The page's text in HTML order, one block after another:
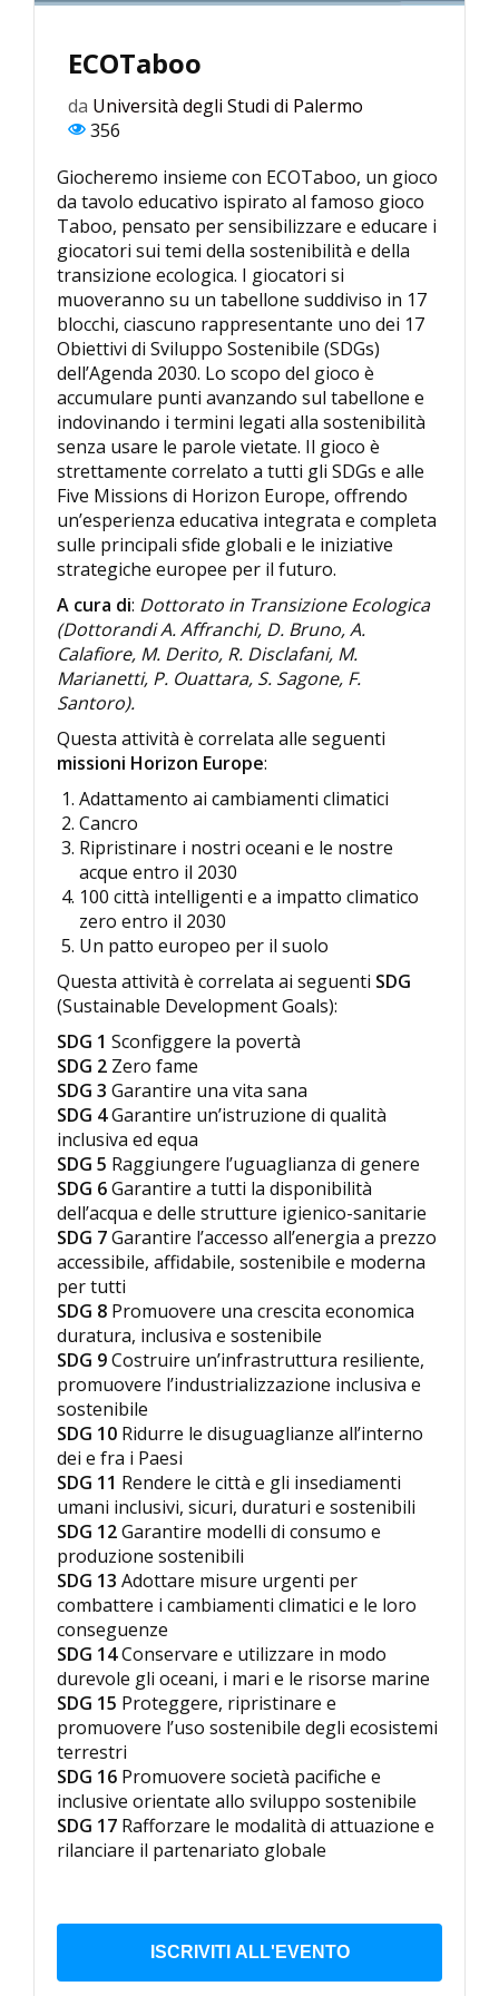
ECOTaboo
da Università degli Studi di Palermo
356
Giocheremo insieme con ECOTaboo, un gioco
da tavolo educativo ispirato al famoso gioco
Taboo, pensato per sensibilizzare e educare i
giocatori sui temi della sostenibilità e della
transizione ecologica. I giocatori si
muoveranno su un tabellone suddiviso in 17
blocchi, ciascuno rappresentante uno dei 17
Obiettivi di Sviluppo Sostenibile (SDGs)
dell’Agenda 2030. Lo scopo del gioco è
accumulare punti avanzando sul tabellone e
indovinando i termini legati alla sostenibilità
senza usare le parole vietate. Il gioco è
strettamente correlato a tutti gli SDGs e alle
Five Missions di Horizon Europe, offrendo
un’esperienza educativa integrata e completa
sulle principali sfide globali e le iniziative
strategiche europee per il futuro.
A cura di: Dottorato in Transizione Ecologica
(Dottorandi A. Affranchi, D. Bruno, A.
Calafiore, M. Derito, R. Disclafani, M.
Marianetti, P. Ouattara, S. Sagone, F.
Santoro).
Questa attività è correlata alle seguenti
missioni Horizon Europe:
Adattamento ai cambiamenti climatici
Cancro
Ripristinare i nostri oceani e le nostre
acque entro il 2030
100 città intelligenti e a impatto climatico
zero entro il 2030
Un patto europeo per il suolo
Questa attività è correlata ai seguenti SDG
(Sustainable Development Goals):
SDG 1 Sconfiggere la povertà
SDG 2 Zero fame
SDG 3 Garantire una vita sana
SDG 4Garantire un’istruzione di qualità
inclusiva ed equa
SDG 5 Raggiungere l’uguaglianza di genere
SDG 6Garantire a tutti la disponibilità
dell’acqua e delle strutture igienico-sanitarie
SDG 7Garantire l’accesso all’energia a prezzo
accessibile, affidabile, sostenibile e moderna
per tutti
SDG 8 Promuovere una crescita economica
duratura, inclusiva e sostenibile
SDG 9Costruire un’infrastruttura resiliente,
promuovere l’industrializzazione inclusiva e
sostenibile
SDG 10 Ridurre le disuguaglianze all’interno
dei e fra i Paesi
SDG 11 Rendere le città e gli insediamenti
umani inclusivi, sicuri, duraturi e sostenibili
SDG 12Garantire modelli di consumo e
produzione sostenibili
SDG 13 Adottare misure urgenti per
combattere i cambiamenti climatici e le loro
conseguenze
SDG 14Conservare e utilizzare in modo
durevole gli oceani, i mari e le risorse marine
SDG 15 Proteggere, ripristinare e
promuovere l’uso sostenibile degli ecosistemi
terrestri
SDG 16 Promuovere società pacifiche e
inclusive orientate allo sviluppo sostenibile
SDG 17 Rafforzare le modalità di attuazione e
rilanciare il partenariato globale
ISCRIVITI ALL'EVENTO